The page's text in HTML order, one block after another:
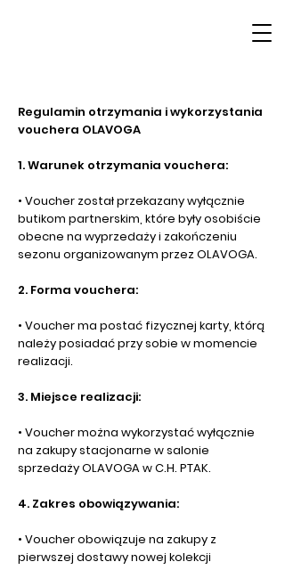
Regulamin otrzymania i wykorzystania
vouchera OLAVOGA
1. Warunek otrzymania vouchera:
• Voucher został przekazany wyłącznie
butikom partnerskim, które były osobiście
obecne na wyprzedaży i zakończeniu
sezonu organizowanym przez OLAVOGA.
2. Forma vouchera:
• Voucher ma postać fizycznej karty, którą
należy posiadać przy sobie w momencie
realizacji.
3. Miejsce realizacji:
• Voucher można wykorzystać wyłącznie
na zakupy stacjonarne w salonie
sprzedaży OLAVOGA w C.H. PTAK.
4. Zakres obowiązywania:
• Voucher obowiązuje na zakupy z
pierwszej dostawy nowej kolekcji